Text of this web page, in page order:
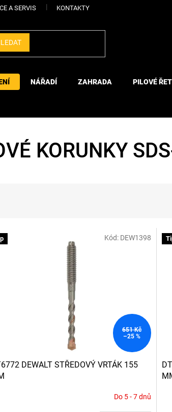
A SERVIS KONTAKTY
NÁŘADÍ ZAHRADA PILOVÉ
KORUNKY
651 Kč
–25 %
DEWALT STŘEDOVÝ VRTÁK 155
Do 5 - 7 dnů
Kód: DEW1398